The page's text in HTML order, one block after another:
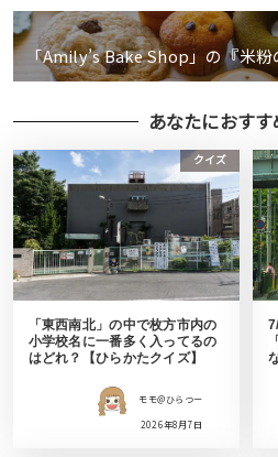
「Amily’s Bake Shop」の『米
あなたにおす
クイズ
「東西南北」の中で枚方市内の
小学校名に一番多く入ってるの
はどれ？【ひらかたクイズ】
モモ＠ひらつー
2026年8月7日